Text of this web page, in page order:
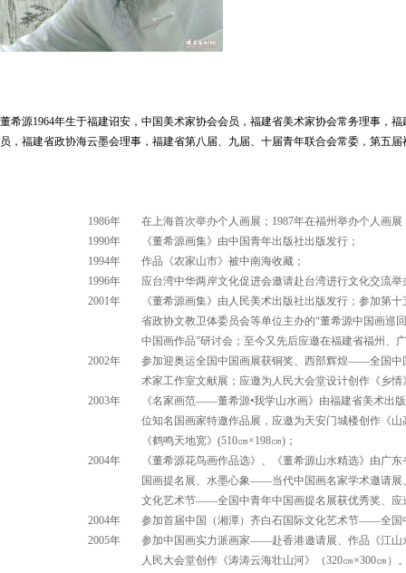
董希源1964年生于福建诏安，中国美术家协会会员，福建省美术家协会常务理事，
员，福建省政协海云墨会理事，福建省第八届、九届、十届青年联合会常委，第五
1986年
在上海首次举办个人画展；1987年在福州举办个人画展
1990年
《董希源画集》由中国青年出版社出版发行；
1994年
作品《农家山市》被中南海收藏；
1996年
应台湾中华两岸文化促进会邀请赴台湾进行文化交流举
2001年
《董希源画集》由人民美术出版社出版发行；参加第
省政协文教卫体委员会等单位主办的“董希源中国画巡
中国画作品”研讨会；至今又先后应邀在福建省福州、
2002年
参加迎奥运全国中国画展获铜奖、西部辉煌——全国
术家工作室文献展；应邀为人民大会堂设计创作《乡
2003年
《名家画范——董希源•我学山水画》由福建省美术出
位知名国画家特邀作品展，应邀为天安门城楼创作《
《鹤鸣天地宽》(510㎝×198㎝)；
2004年
《董希源花鸟画作品选》、《董希源山水精选》由广
国画提名展、水墨心象——当代中国画名家学术邀请
文化艺术节——全国中青年中国画提名展获优秀奖、应
2004年
参加首届中国（湘潭）齐白石国际文化艺术节——全国
2005年
参加中国画实力派画家——赴香港邀请展、作品《江山
人民大会堂创作《涛涛云海壮山河》（320㎝×300㎝）